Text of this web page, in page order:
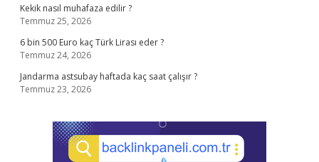
Kekik nasıl muhafaza edilir ?
Temmuz 25, 2026
6 bin 500 Euro kaç Türk Lirası eder ?
Temmuz 24, 2026
Jandarma astsubay haftada kaç saat çalışır ?
Temmuz 23, 2026